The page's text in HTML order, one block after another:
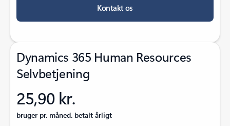
Kontakt os
Dynamics 365 Human Resources
Selvbetjening
25,90 kr.
bruger pr. måned. betalt årligt